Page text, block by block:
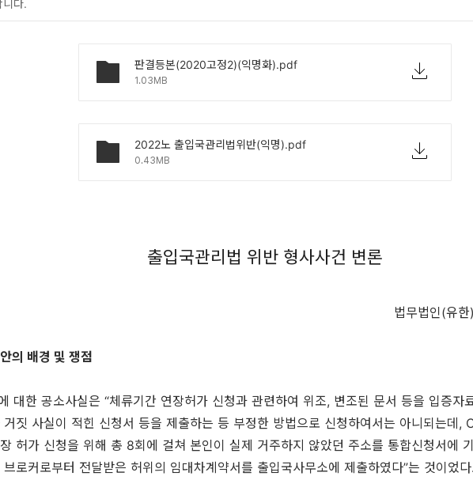
니다.
판결등본(2020고정2)(익명화).pdf
1.03MB
2022노 출입국관리법위반(익명).pdf
0.43MB
출입국관리법 위반 형사사건 변론
법무법인(유
의 배경 및 쟁점
대한 공소사실은 “체류기간 연장허가 신청과 관련하여 위조, 변조된 문서 등을 입증자
거짓 사실이 적힌 신청서 등을 제출하는 등 부정한 방법으로 신청하여서는 아니되는데,
허가 신청을 위해 총 8회에 걸쳐 본인이 실제 거주하지 않았던 주소를 통합신청서에
브로커로부터 전달받은 허위의 임대차계약서를 출입국사무소에 제출하였다”는 것이었다.